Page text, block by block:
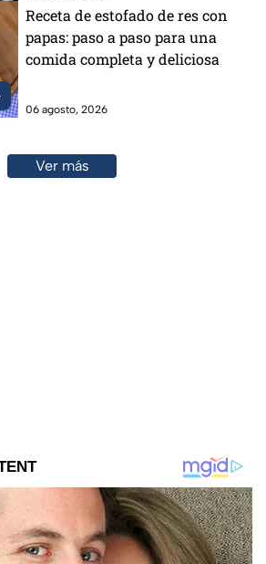
Receta de estofado de res con
papas: paso a paso para una
comida completa y deliciosa
06 agosto, 2026
Ver más